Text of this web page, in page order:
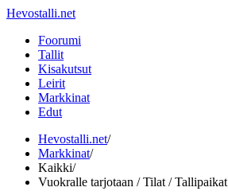
Hevostalli.net
Foorumi
Tallit
Kisakutsut
Leirit
Markkinat
Edut
Hevostalli.net/
Markkinat/
Kaikki/
Vuokralle tarjotaan / Tilat / Tallipaikat